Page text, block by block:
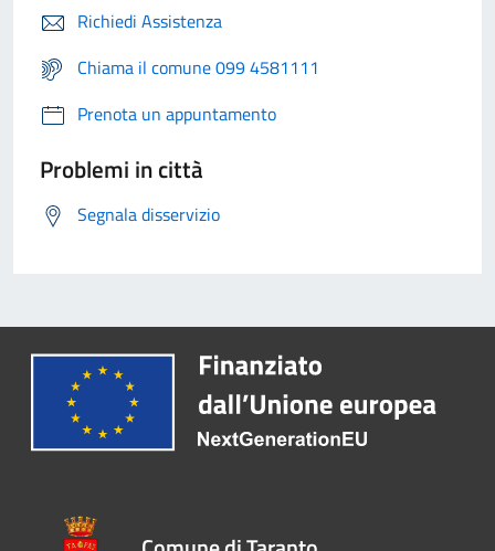
Richiedi Assistenza
Chiama il comune 099 4581111
Prenota un appuntamento
Problemi in città
Segnala disservizio